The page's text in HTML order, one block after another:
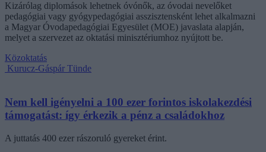
Kizárólag diplomások lehetnek óvónők, az óvodai nevelőket
pedagógiai vagy gyógypedagógiai asszisztensként lehet alkalmazni
a Magyar Óvodapedagógiai Egyesület (MOE) javaslata alapján,
melyet a szervezet az oktatási minisztériumhoz nyújtott be.
Közoktatás
Kurucz-Gáspár Tünde
Nem kell igényelni a 100 ezer forintos iskolakezdési
támogatást: így érkezik a pénz a családokhoz
A juttatás 400 ezer rászoruló gyereket érint.